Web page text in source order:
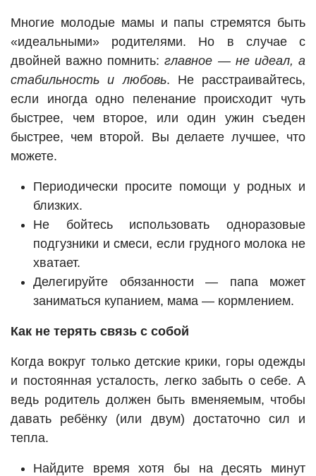
Многие молодые мамы и папы стремятся быть
«идеальными» родителями. Но в случае с
двойней важно помнить:главное — не идеал, а
стабильность и любовь. Не расстраивайтесь,
если иногда одно пеленание происходит чуть
быстрее, чем второе, или один ужин съеден
быстрее, чем второй. Вы делаете лучшее, что
можете.
Периодически просите помощи у родных и
близких.
Не бойтесь использовать одноразовые
подгузники и смеси, если грудного молока не
хватает.
Делегируйте обязанности — папа может
заниматься купанием, мама — кормлением.
Как не терять связь с собой
Когда вокруг только детские крики, горы одежды
и постоянная усталость, легко забыть о себе. А
ведь родитель должен быть вменяемым, чтобы
давать ребёнку (или двум) достаточно сил и
тепла.
Найдите время хотя бы на десять минут